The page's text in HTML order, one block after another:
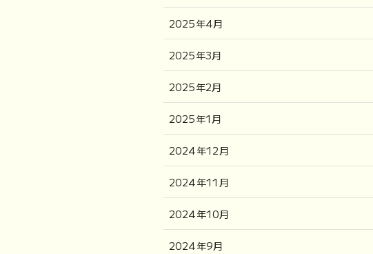
2025年4月
2025年3月
2025年2月
2025年1月
2024年12月
2024年11月
2024年10月
2024年9月